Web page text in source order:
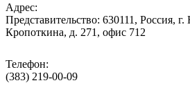
Адрес:
Представительство: 630111, Россия,
Кропоткина, д. 271, офис 712
Телефон:
(383) 219-00-09